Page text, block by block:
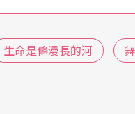
生命狀態
生命是條漫長的河